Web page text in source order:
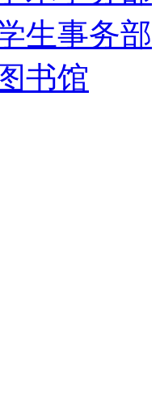
生事务部
书馆